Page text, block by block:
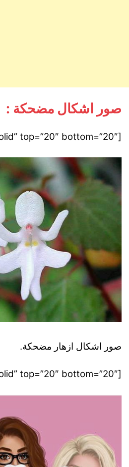
صور اشكال مضحكة :
[divider style=”solid” top=”20″ bottom=”20″]
صور اشكال ازهار مضحكة.
[divider style=”solid” top=”20″ bottom=”20″]